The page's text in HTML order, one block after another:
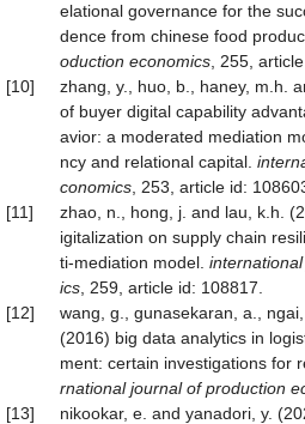
elational governance for the
dence from chinese food
oduction economics , 255,
[10]
zhang, y., huo, b., haney, m.h.
of buyer digital capability
avior: a moderated mediation
ncy and relational capital.
conomics , 253, article id:
[11]
zhao, n., hong, j. and lau, k.h.
igitalization on supply chain
ti-mediation model.
ics , 259, article id: 108817.
[12]
wang, g., gunasekaran, a.,
(2016) big data analytics in
ment: certain investigations for
rnational journal of production
[13]
nikookar, e. and yanadori, y.